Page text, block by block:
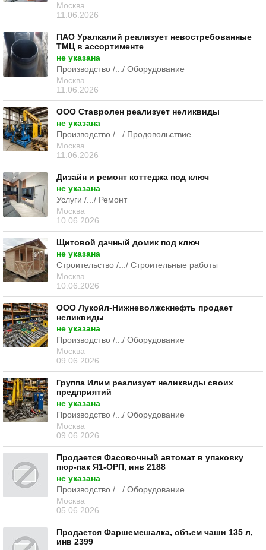
Москва
11.06.2026
ПАО Уралкалий реализует невостребованные
ТМЦ в ассортименте
не указана
Производство /.../ Оборудование
Москва
11.06.2026
ООО Ставролен реализует неликвиды
не указана
Производство /.../ Продовольствие
Москва
11.06.2026
Дизайн и ремонт коттеджа под ключ
не указана
Услуги /.../ Ремонт
Москва
10.06.2026
Щитовой дачный домик под ключ
не указана
Строительство /.../ Строительные работы
Москва
10.06.2026
ООО Лукойл-Нижневолжскнефть продает
неликвиды
не указана
Производство /.../ Оборудование
Москва
09.06.2026
Группа Илим реализует неликвиды своих
предприятий
не указана
Производство /.../ Оборудование
Москва
09.06.2026
Продается Фасовочный автомат в упаковку
пюр-пак Я1-ОРП, инв 2188
не указана
Производство /.../ Оборудование
Москва
05.06.2026
Продается Фаршемешалка, объем чаши 135 л,
инв 2399